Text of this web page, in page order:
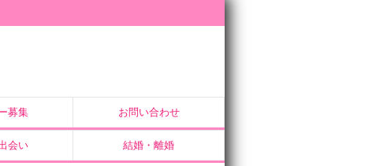
募集 お問い合わせ
会い 結婚・離婚